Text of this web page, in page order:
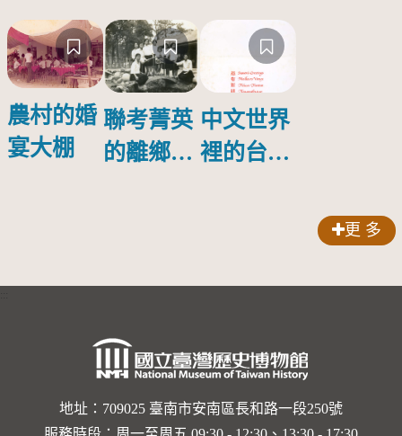
農村的婚
宴大棚
聯考菁英
的離鄉歷
中文世界
裡的台日
更 多
地址：709025 臺南市安南區長和路一段250號